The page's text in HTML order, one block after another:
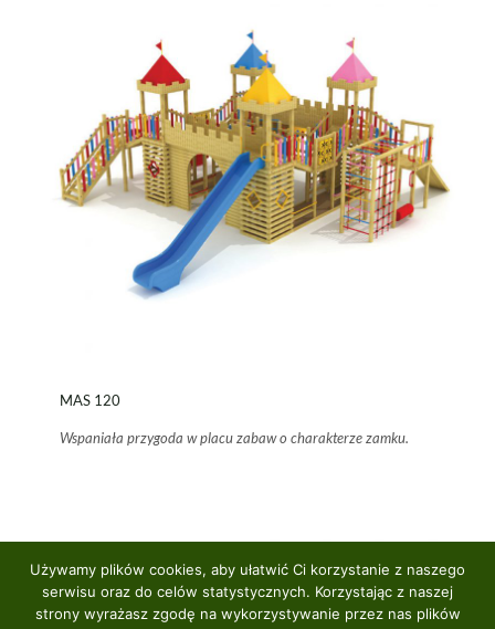
MAS 120
Wspaniała przygoda w placu zabaw o charakterze zamku.
Używamy plików cookies, aby ułatwić Ci korzystanie z naszego
serwisu oraz do celów statystycznych. Korzystając z naszej
strony wyrażasz zgodę na wykorzystywanie przez nas plików